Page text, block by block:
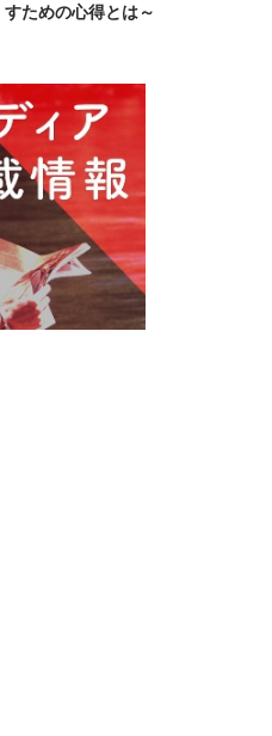
すための心得とは～